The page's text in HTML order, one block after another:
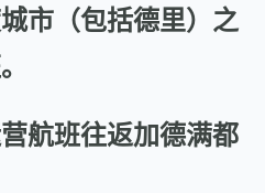
市（包括德里）之
航班往返加德满都